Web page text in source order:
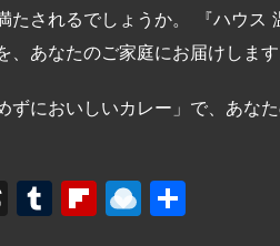
たされるでしょうか。 『ハウス
、あなたのご家庭にお届けします
ずにおいしいカレー」で、あな
T
T
Fl R